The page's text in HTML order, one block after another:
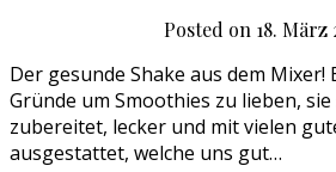
Posted on 18. März
Der gesunde Shake aus dem Mixer!
Gründe um Smoothies zu lieben,
zubereitet, lecker und mit vielen
ausgestattet, welche uns gut…